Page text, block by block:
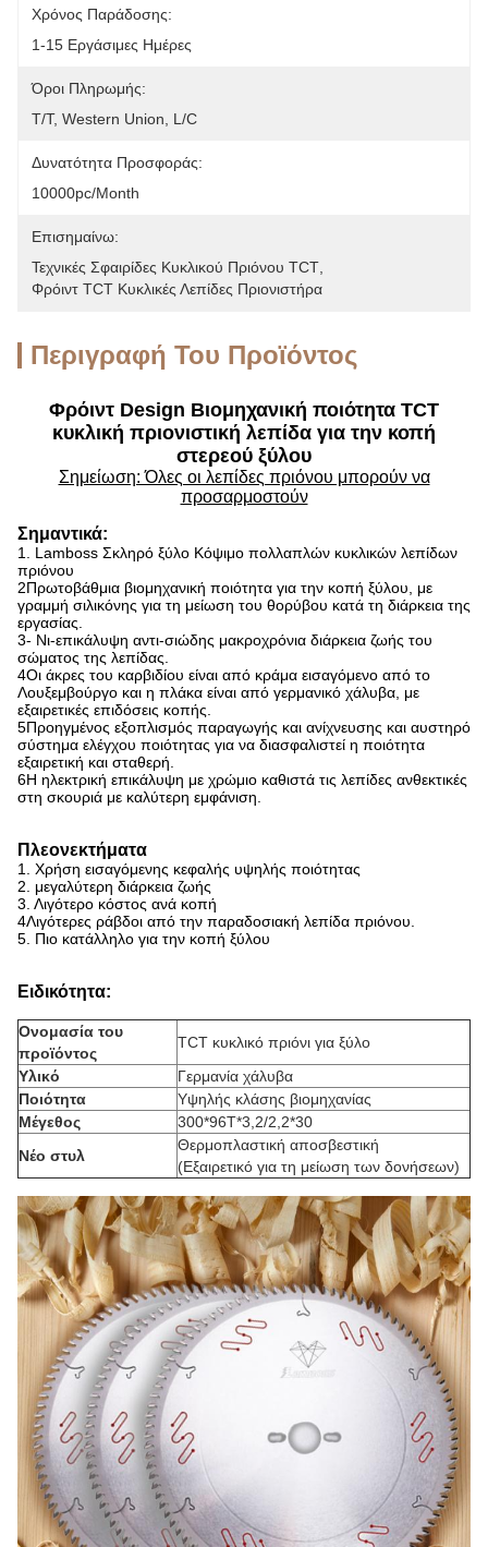
Χρόνος Παράδοσης:
1-15 Εργάσιμες Ημέρες
Όροι Πληρωμής:
T/T, Western Union, L/C
Δυνατότητα Προσφοράς:
10000pc/month
Επισημαίνω:
Τεχνικές Σφαιρίδες Κυκλικού Πριόνου TCT
Φρόιντ TCT Κυκλικές Λεπίδες Πριονιστήρα
Περιγραφή Του Προϊόντος
Φρόιντ Design Βιομηχανική ποιότητα TCT
κυκλική πριονιστική λεπίδα για την κοπή
στερεού ξύλου
Σημείωση: Όλες οι λεπίδες πριόνου μπορούν να
προσαρμοστούν
Σημαντικά:
1. Lamboss Σκληρό ξύλο Κόψιμο πολλαπλών κυκλικών λεπίδων
πριόνου
2Πρωτοβάθμια βιομηχανική ποιότητα για την κοπή ξύλου, με
γραμμή σιλικόνης για τη μείωση του θορύβου κατά τη διάρκεια της
εργασίας.
3- Νι-επικάλυψη αντι-σιώδης μακροχρόνια διάρκεια ζωής του
σώματος της λεπίδας.
4Οι άκρες του καρβιδίου είναι από κράμα εισαγόμενο από το
Λουξεμβούργο και η πλάκα είναι από γερμανικό χάλυβα, με
εξαιρετικές επιδόσεις κοπής.
5Προηγμένος εξοπλισμός παραγωγής και ανίχνευσης και αυστηρό
σύστημα ελέγχου ποιότητας για να διασφαλιστεί η ποιότητα
εξαιρετική και σταθερή.
6Η ηλεκτρική επικάλυψη με χρώμιο καθιστά τις λεπίδες ανθεκτικές
στη σκουριά με καλύτερη εμφάνιση.
Πλεονεκτήματα
1. Χρήση εισαγόμενης κεφαλής υψηλής ποιότητας
2. μεγαλύτερη διάρκεια ζωής
3. Λιγότερο κόστος ανά κοπή
4Λιγότερες ράβδοι από την παραδοσιακή λεπίδα πριόνου.
5. Πιο κατάλληλο για την κοπή ξύλου
Ειδικότητα:
Ονομασία του
προϊόντος
ΤCT κυκλικό πριόνι για ξύλο
Υλικό
Γερμανία χάλυβα
Ποιότητα
Υψηλής κλάσης βιομηχανίας
Μέγεθος
300*96T*3,2/2,2*30
Νέο στυλ
Θερμοπλαστική αποσβεστική
(Εξαιρετικό για τη μείωση των δονήσεων)